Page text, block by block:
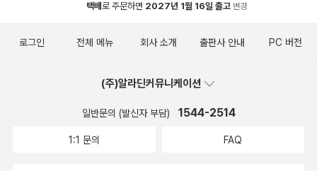
택배로 주문하면 2027년 1월 16일 출고 변경
로그인 전체 메뉴 회사 소개 출판사 안내 PC 버전
(주)알라딘커뮤니케이션
일반문의 (발신자 부담) 1544-2514
1:1 문의 FAQ